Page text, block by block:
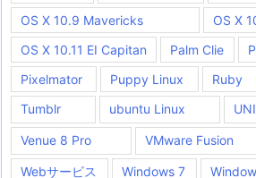
OS X 10.9 Mavericks
OS X
OS X 10.11 EI Capitan
Palm Clie
Pixelmator
Puppy Linux Ruby
Tumblr
ubuntu Linux
Venue 8 Pro VMware Fusion
Webサービス Windows 7